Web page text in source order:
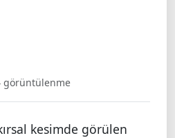
görüntülenme
kesimde görülen